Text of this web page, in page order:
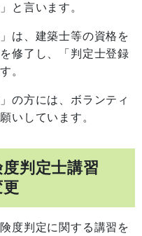
と言います。
は、建築士等の資格を
修了し、「判定士登録
。
の方には、ボランティ
いしています。
判定士講習
度判定に関する講習を